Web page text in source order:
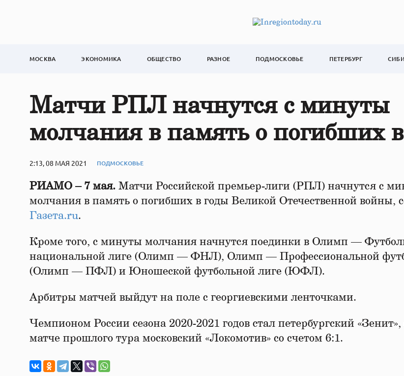
МОСКВА ЭКОНОМИКА ОБЩЕСТВО РАЗНОЕ ПОДМОСКОВЬЕ ПЕТЕРБУРГ
Матчи РПЛ начнутся с минуты
молчания в память о погибших
2:13, 08 МАЯ 2021 ПОДМОСКОВЬЕ
РИАМО – 7 мая. Матчи Российской премьер-лиги (РПЛ) начнутся с
молчания в память о погибших в годы Великой Отечественной войны,
Газета.ru.
Кроме того, с минуты молчания начнутся поединки в Олимп —
национальной лиге (Олимп — ФНЛ), Олимп — Профессиональной
(Олимп — ПФЛ) и Юношеской футбольной лиге (ЮФЛ).
Арбитры матчей выйдут на поле с георгиевскими ленточками.
Чемпионом России сезона 2020-2021 годов стал петербургский «Зенит»,
матче прошлого тура московский «Локомотив» со счетом 6:1.